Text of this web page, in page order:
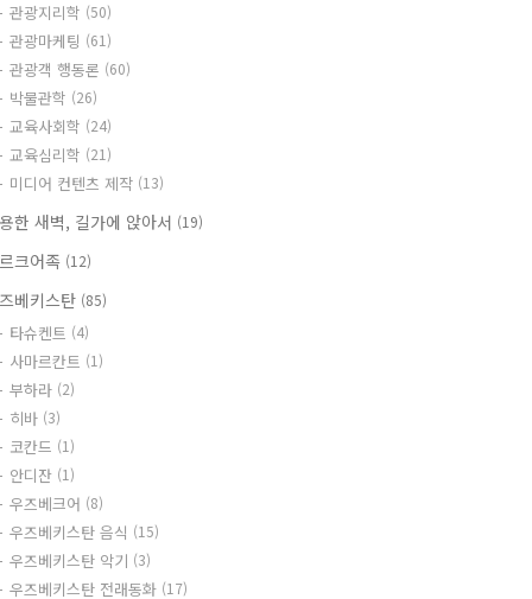
관광지리학 (50)
관광마케팅 (61)
관광객 행동론 (60)
박물관학 (26)
교육사회학 (24)
교육심리학 (21)
미디어 컨텐츠 제작 (13)
한 새벽, 길가에 앉아서 (19)
크어족 (12)
베키스탄 (85)
타슈켄트 (4)
사마르칸트 (1)
부하라 (2)
히바 (3)
코칸드 (1)
안디잔 (1)
우즈베크어 (8)
우즈베키스탄 음식 (15)
우즈베키스탄 악기 (3)
우즈베키스탄 전래동화 (17)